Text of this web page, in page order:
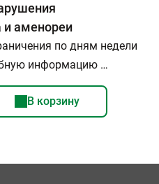
и аменореи
по дням недели
информацию …
В корзину